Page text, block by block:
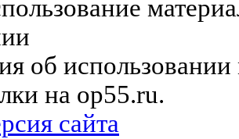
об
на op55.ru.
сайта